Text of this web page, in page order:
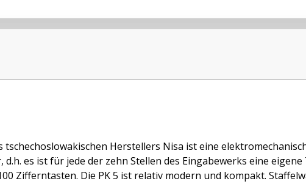
tschechoslowakischen Herstellers Nisa ist eine
d.h. es ist für jede der zehn Stellen des Eingabewerks eine
Zifferntasten. Die PK 5 ist relativ modern und kompakt.